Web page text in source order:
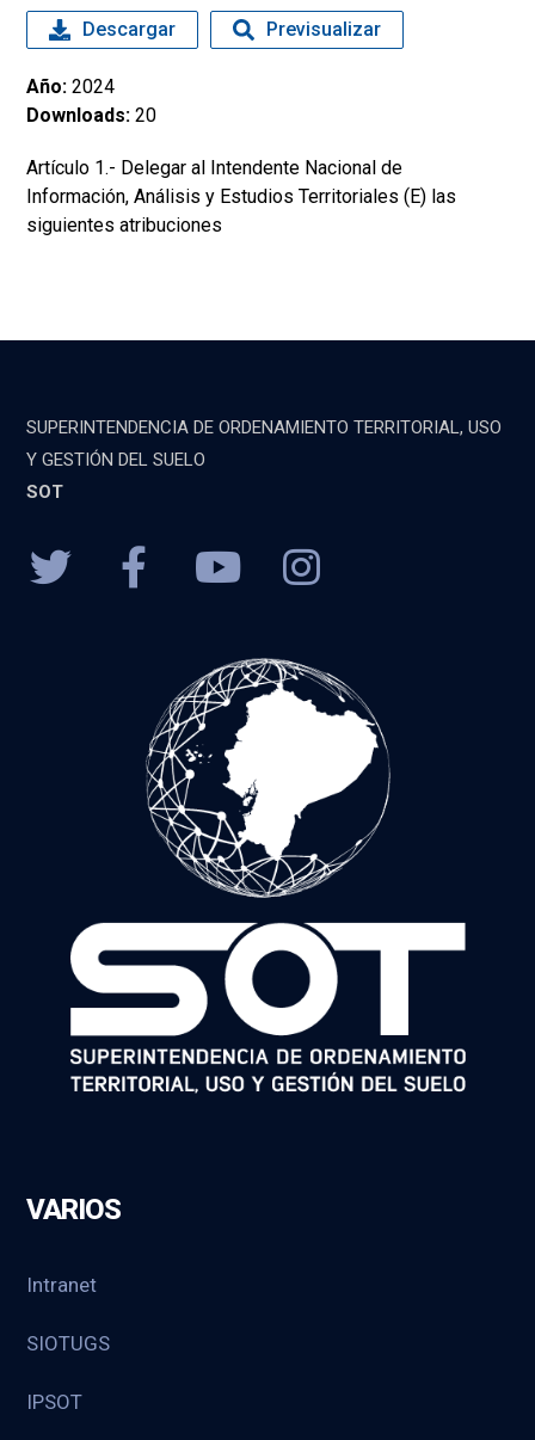
Artículo 1.- Delegar al Intendente Nacional de
Información, Análisis y Estudios Territoriales (E) las
siguientes atribuciones
Descargar Previsualizar
Año: 2024
Downloads:20
SUPERINTENDENCIA DE ORDENAMIENTO TERRITORIAL, USO
Y GESTIÓN DEL SUELO
SOT
VARIOS
Intranet
SIOTUGS
IPSOT